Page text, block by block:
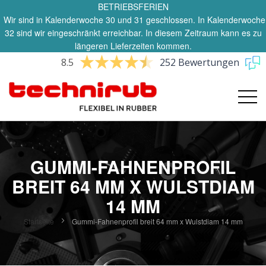
BETRIEBSFERIEN
Wir sind in Kalenderwoche 30 und 31 geschlossen. In Kalenderwoche
32 sind wir eingeschränkt erreichbar. In diesem Zeitraum kann es zu
längeren Lieferzeiten kommen.
8.5 252 Bewertungen
GUMMI-FAHNENPROFIL
BREIT 64 MM X WULSTDIAM
14 MM
Startseite Gummi-Fahnenprofil breit 64 mm x Wulstdiam 14 mm